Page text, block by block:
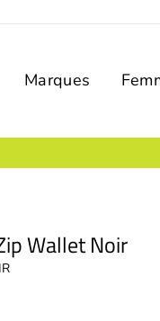
Marques
Wallet Noir